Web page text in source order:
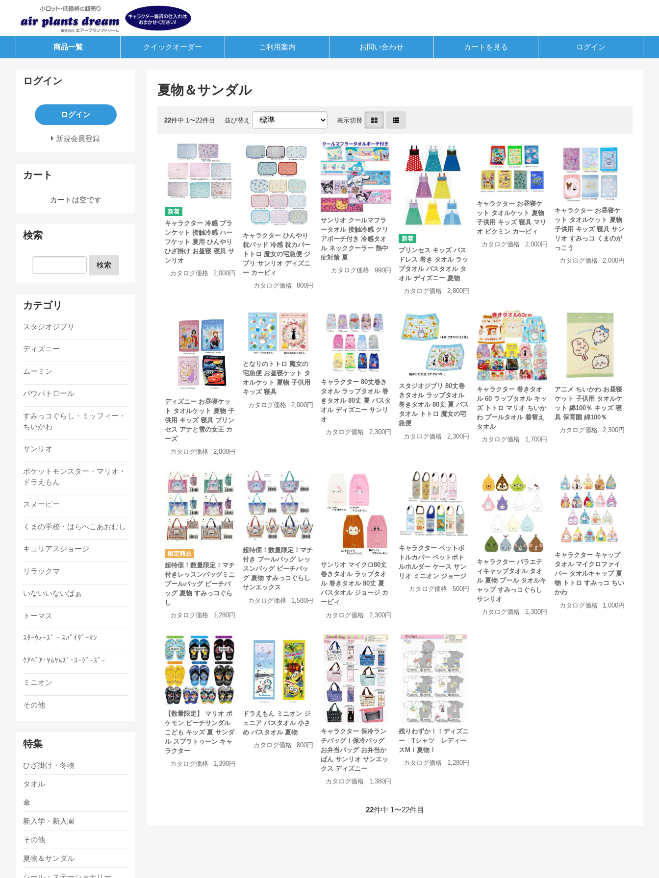
商品一覧 クイックオーダー ご利用案内 お問い合わせ カートを見る ログイン
夏物＆サンダル
22件中 1〜22件目 並び替え 表示切替
キャラクター 冷感 ブラ
ンケット 接触冷感 ハー
フケット 夏用 ひんやり
ひざ掛け お昼寝 寝具 サ
ンリオ
カタログ価格
2,000円
キャラクター ひんやり
枕パッド 冷感 枕カバー
トトロ 魔女の宅急便 ジ
ブリ サンリオ ディズニ
ー カービィ
カタログ価格
800円
サンリオ クールマフラ
ータオル 接触冷感 クリ
アポーチ付き 冷感タオ
ル ネッククーラー 熱中
症対策 夏
カタログ価格
990円
プリンセス キッズ バス
ドレス 巻き タオル ラッ
プタオル バスタオル タ
オル ディズニー 夏物
カタログ価格
2,800円
キャラクター お昼寝ケ
ット タオルケット 夏物
子供用 キッズ 寝具 マリ
オ ピクミン カービィ
カタログ価格
2,000円
キャラクター お昼寝ケ
ット タオルケット 夏物
子供用 キッズ 寝具 サン
リオ すみっコ くまのが
っこう
カタログ価格
2,000円
ディズニー お昼寝ケッ
ト タオルケット 夏物 子
供用 キッズ 寝具 プリン
セス アナと雪の女王 カ
ーズ
カタログ価格
2,000円
となりのトトロ 魔女の
宅急便 お昼寝ケット タ
オルケット 夏物 子供用
キッズ 寝具
カタログ価格
2,000円
キャラクター 80丈巻き
タオル ラップタオル 巻
きタオル 80丈 夏 バスタ
オル ディズニー サンリ
オ
カタログ価格
2,300円
スタジオジブリ 80丈巻
きタオル ラップタオル
巻きタオル 80丈 夏 バス
タオル トトロ 魔女の宅
急便
カタログ価格
2,300円
キャラクター 巻きタオ
ル 60 ラップタオル キッ
ズ トトロ マリオ ちいか
わ プールタオル 着替え
タオル
カタログ価格
1,700円
アニメ ちいかわ お昼寝
ケット 子供用 タオルケ
ット 綿100％ キッズ 寝
具 保育園 綿100％
カタログ価格
2,300円
超特価！数量限定！マチ
付きレッスンバッグミニ
プールバッグ ビーチバ
ッグ 夏物 すみっコぐら
し
カタログ価格
1,280円
超特価！数量限定！マチ
付き プールバッグ レッ
スンバッグ ビーチバッ
グ 夏物 すみっコぐらし
サンエックス
カタログ価格
1,580円
サンリオ マイクロ80丈
巻きタオル ラップタオ
ル 巻きタオル 80丈 夏
バスタオル ジョージ カ
ービィ
カタログ価格
2,300円
キャラクター ペットボ
トルカバー ペットボト
ルホルダー ケース サン
リオ ミニオン ジョージ
カタログ価格
500円
キャラクター バラエテ
ィキャップタオル タオ
ル 夏物 プール タオルキ
ャップ すみっコぐらし
サンリオ
カタログ価格
1,300円
キャラクター キャップ
タオル マイクロファイ
バー タオルキャップ 夏
物 トトロ すみっコ ちい
かわ
カタログ価格
1,000円
【数量限定】 マリオ ポ
ケモン ビーチサンダル
こども キッズ 夏 サンダ
ル スプラトゥーン キャ
ラクター
カタログ価格
1,390円
ドラえもん ミニオン ジ
ュニア バスタオル 小さ
め バスタオル 夏物
カタログ価格
800円
キャラクター 保冷ラン
チバッグ！保冷バッグ
お弁当バッグ お弁当か
ばん サンリオ サンエッ
クス ディズニー
カタログ価格
1,380円
残りわずか！！ディズニ
ー Tシャツ レディー
スM！夏物！
カタログ価格
1,280円
22件中 1〜22件目
ログイン
ログイン
新規会員登録
カート
カートは空です
検索
検索
カテゴリ
スタジオジブリ
ディズニー
ムーミン
パウパトロール
すみっコぐらし・ミッフィー・
ちいかわ
サンリオ
ポケットモンスター・マリオ・
ドラえもん
スヌーピー
くまの学校・はらぺこあおむし
キュリアスジョージ
リラックマ
いないいないばぁ
トーマス
ｽﾀｰｳｫｰｽﾞ・ｽﾊﾟｲﾀﾞｰﾏﾝ
ｹｱﾍﾞｱ･ﾔﾑﾔﾑｽﾞ･ｽｰｼﾞｰｽﾞｰ
ミニオン
その他
特集
ひざ掛け・冬物
タオル
傘
新入学・新入園
その他
夏物＆サンダル